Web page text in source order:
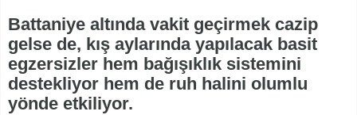
Battaniye altında vakit geçirmek cazip
gelse de, kış aylarında yapılacak basit
egzersizler hem bağışıklık sistemini
destekliyor hem de ruh halini olumlu
yönde etkiliyor.